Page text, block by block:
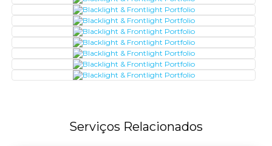
Serviços Relacionados